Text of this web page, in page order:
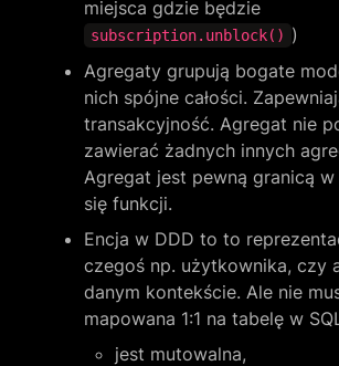
subscription.unblock() )
Agregaty grupują bogate
nich spójne całości.
transakcyjność. Agregat nie
zawierać żadnych innych
Agregat jest pewną granicą
się funkcji.
Encja w DDD to to
czegoś np. użytkownika, czy
danym kontekście. Ale nie
mapowana 1:1 na tabelę w
jest mutowalna,